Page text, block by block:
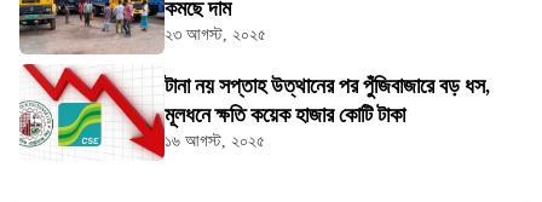
কমছে দাম
২৩ আগস্ট, ২০২৫
টানা নয় সপ্তাহ উত্থানের পর পুঁজিবাজারে বড় ধস,
মূলধনে ক্ষতি কয়েক হাজার কোটি টাকা
১৬ আগস্ট, ২০২৫